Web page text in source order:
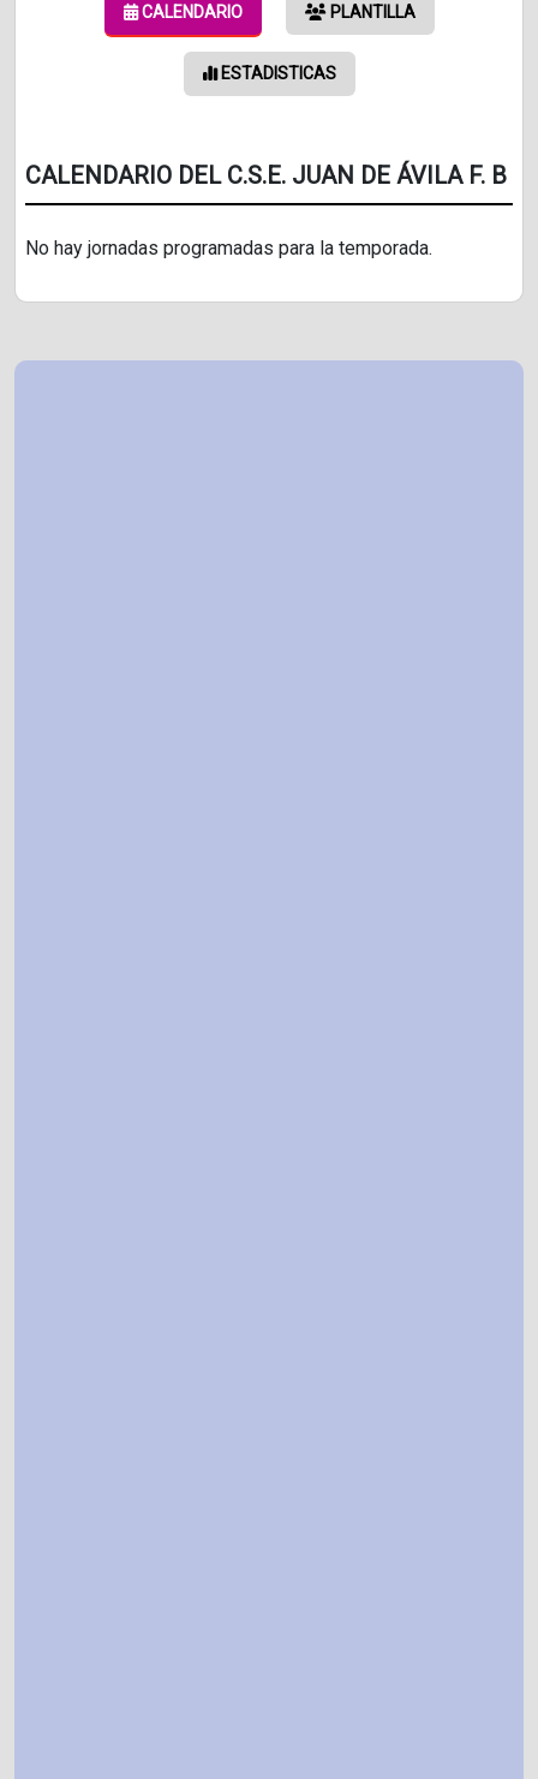
CALENDARIO PLANTILLA
ESTADISTICAS
CALENDARIO DEL C.S.E. JUAN DE ÁVILA F. B
No hay jornadas programadas para la temporada.